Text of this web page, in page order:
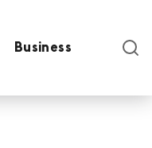
Business